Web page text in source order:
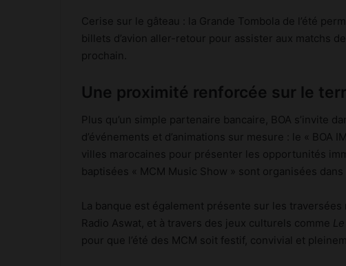
Cerise sur le gâteau : la Grande Tombola de l’été
billets d’avion aller-retour pour assister aux matchs
prochain.
Une proximité renforcée sur le
Plus qu’un simple partenaire bancaire, BOA s’invite
d’événements et d’animations sur mesure : le « BOA
villes marocaines pour présenter les opportunités
baptisées « MCM Music Show » sont organisées
La banque est également présente sur les traversées
Radio Aswat, et à travers des jeux culturels comme
pour que l’été des MCM soit festif, convivial et